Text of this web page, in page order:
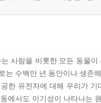
사람을 비롯한 모든 동물
는 수백만 년 동안이나 생존
한 유전자에 대해 우리가
에서도 이기성이 나타나는